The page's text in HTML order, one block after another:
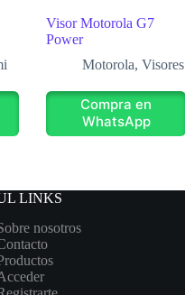
Visor Motorola G7
Power
Motorola, Visores
Compra en
WhatsApp
LINKS
nosotros